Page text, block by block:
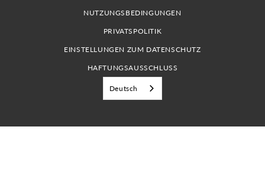
NUTZUNGSBEDINGUNGEN
PRIVATSPOLITIK
EINSTELLUNGEN ZUM DATENSCHUTZ
HAFTUNGSAUSSCHLUSS
Deutsch